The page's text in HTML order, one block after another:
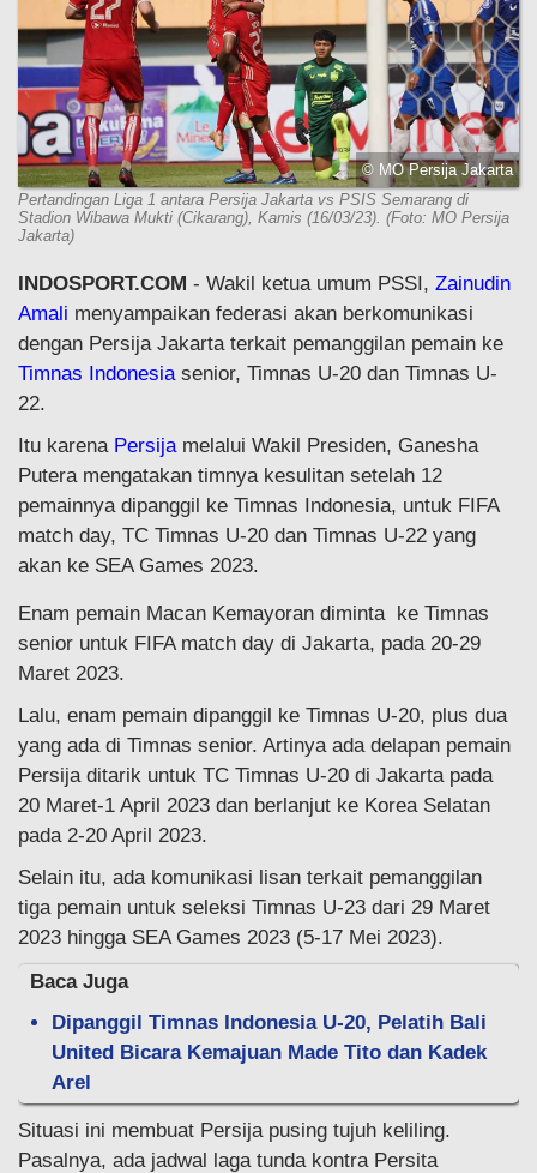
© MO Persija Jakarta
Pertandingan Liga 1 antara Persija Jakarta vs PSIS Semarang di
Stadion Wibawa Mukti (Cikarang), Kamis (16/03/23). (Foto: MO Persija
Jakarta)
INDOSPORT.COM - Wakil ketua umum PSSI, Zainudin
Amali menyampaikan federasi akan berkomunikasi
dengan Persija Jakarta terkait pemanggilan pemain ke
Timnas Indonesiasenior, Timnas U-20 dan Timnas U-
22.
Itu karena Persijamelalui Wakil Presiden, Ganesha
Putera mengatakan timnya kesulitan setelah 12
pemainnya dipanggil ke Timnas Indonesia, untuk FIFA
match day, TC Timnas U-20 dan Timnas U-22 yang
akan ke SEA Games 2023.
Enam pemain Macan Kemayoran diminta ke Timnas
senior untuk FIFA match day di Jakarta, pada 20-29
Maret 2023.
Lalu, enam pemain dipanggil ke Timnas U-20, plus dua
yang ada di Timnas senior. Artinya ada delapan pemain
Persija ditarik untuk TC Timnas U-20 di Jakarta pada
20 Maret-1 April 2023 dan berlanjut ke Korea Selatan
pada 2-20 April 2023.
Selain itu, ada komunikasi lisan terkait pemanggilan
tiga pemain untuk seleksi Timnas U-23 dari 29 Maret
2023 hingga SEA Games 2023 (5-17 Mei 2023).
Baca Juga
Dipanggil Timnas Indonesia U-20, Pelatih Bali
United Bicara Kemajuan Made Tito dan Kadek
Arel
Situasi ini membuat Persija pusing tujuh keliling.
Pasalnya, ada jadwal laga tunda kontra Persita